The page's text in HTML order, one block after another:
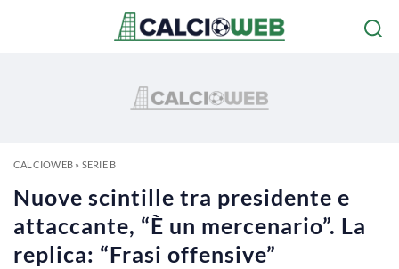
CALCIOWEB» SERIE B
Nuove scintille tra presidente e
attaccante, “È un mercenario”. La
replica: “Frasi offensive”